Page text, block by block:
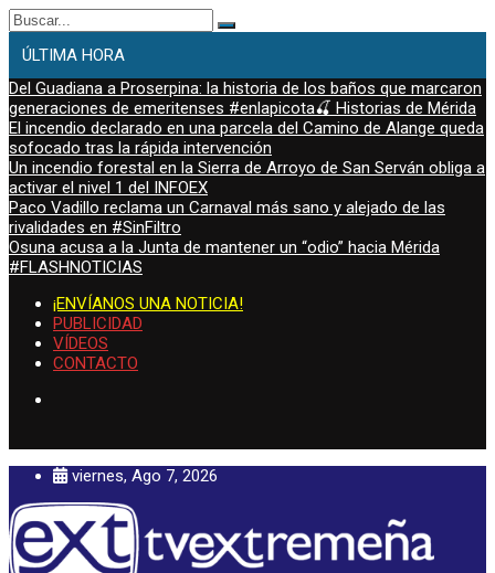
Buscar:
ÚLTIMA HORA
Del Guadiana a Proserpina: la historia de los baños que marcaron
generaciones de emeritenses #enlapicota🍒 Historias de Mérida
El incendio declarado en una parcela del Camino de Alange queda
sofocado tras la rápida intervención
Un incendio forestal en la Sierra de Arroyo de San Serván obliga a
activar el nivel 1 del INFOEX
Paco Vadillo reclama un Carnaval más sano y alejado de las
rivalidades en #SinFiltro
Osuna acusa a la Junta de mantener un “odio” hacia Mérida
#FLASHNOTICIAS
¡ENVÍANOS UNA NOTICIA!
PUBLICIDAD
VÍDEOS
CONTACTO
viernes, Ago 7, 2026